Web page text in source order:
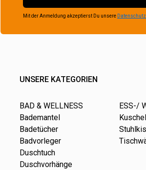
Mit der Anmeldung akzeptierst Du unsere
UNSERE KATEGORIEN
BAD & WELLNESS
Bademantel
Badetücher
Badvorleger
Duschtuch
Duschvorhänge
ESS-/